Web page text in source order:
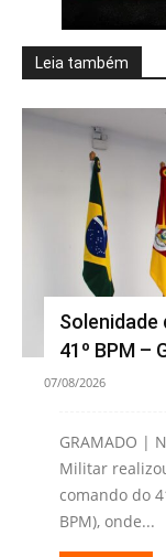
Leia também
Solenidade
41º BPM –
07/08/2026
GRAMADO |
Militar
comando do
BPM), onde...